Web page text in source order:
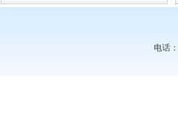
电话